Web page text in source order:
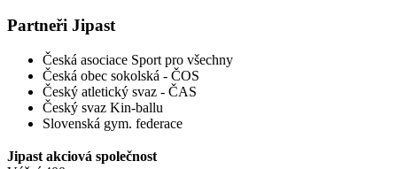
Partneři Jipast
Česká asociace Sport pro všechny
Česká obec sokolská - ČOS
Český atletický svaz - ČAS
Český svaz Kin-ballu
Slovenská gym. federace
Jipast akciová společnost